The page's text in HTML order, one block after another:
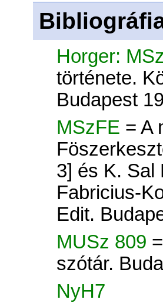
Horger:
története.
Budapest
MSzFE = A
3] és K. Sal
Fabricius-
Edit.
MUSz 809
szótár.
NyH7